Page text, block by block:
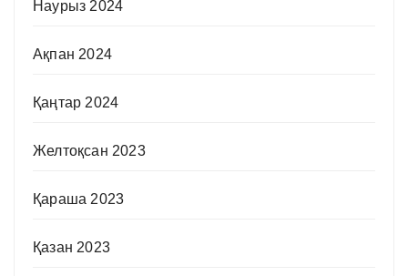
Наурыз 2024
Ақпан 2024
Қаңтар 2024
Желтоқсан 2023
Қараша 2023
Қазан 2023